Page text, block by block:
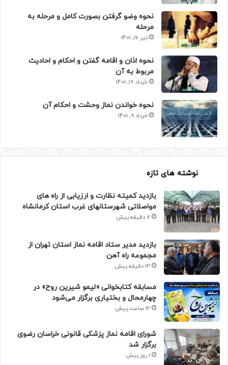
نحوه وضو گرفتن بصورت کامل و مرحله به
مرحله
تیر 16, 1401
نحوه اذان و اقامه گفتن و احکام و احادیث
مربوط به آن
خرداد 17, 1401
نحوه خواندن نماز وحشت و احکام آن
خرداد 9, 1401
نوشته های تازه
بازدید کمیته نظارت و ارزیابی از راه های
مواصلاتی شهرستانهای غرب استان کرمانشاه
7 دقیقه پیش
بازدید مدیر ستاد اقامه نماز استان تهران از
مجموعه راه آهن
13 دقیقه پیش
مسابقه کتابخوانی «لیمو شیرین روح» در
چهارمحال و بختیاری برگزار می‌شود
12 ساعت پیش
شورای اقامه نماز پزشکی قانونی خراسان رضوی
برگزار شد
1 روز پیش